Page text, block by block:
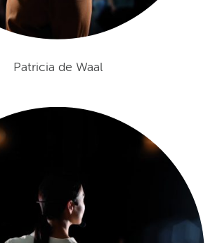
Patricia de Waal